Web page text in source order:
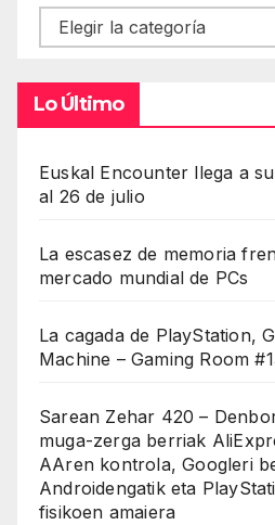
Contenidos
Lo Último
Euskal Encounter llega a
al 26 de julio
La escasez de memoria
mercado mundial de PCs
La cagada de PlayStation,
Machine – Gaming Room
Sarean Zehar 420 –
muga-zerga berriak
AAren kontrola, Googleri
Androidengatik eta
fisikoen amaiera